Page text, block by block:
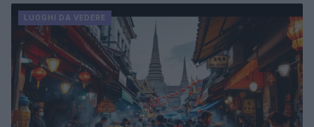
LUOGHI DA VEDERE